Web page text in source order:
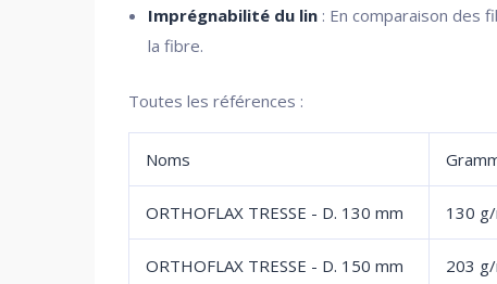
Imprégnabilité du lin : En comparaison des
la fibre.
Toutes les références :
Noms
ORTHOFLAX TRESSE - D. 130 mm 130
ORTHOFLAX TRESSE - D. 150 mm 203